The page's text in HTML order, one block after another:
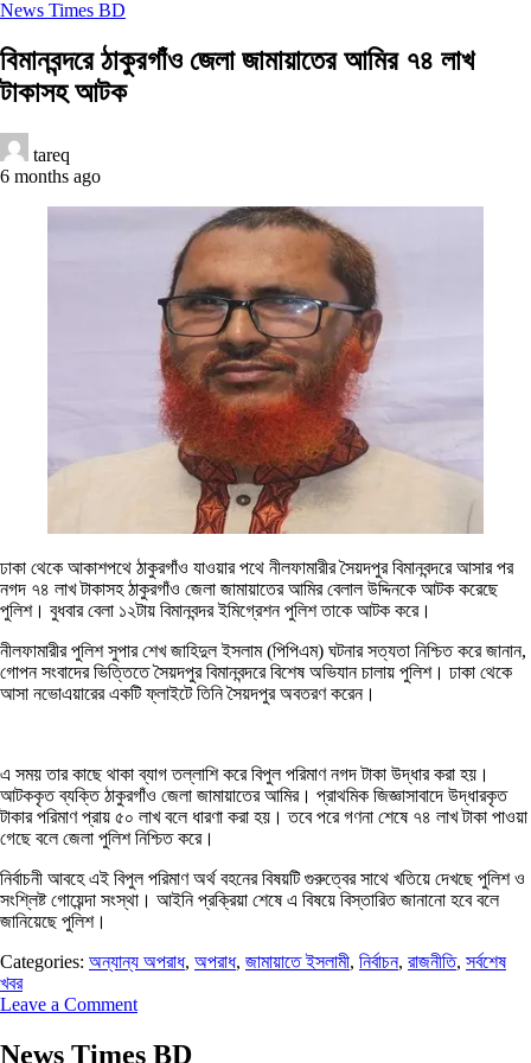
News Times BD
বিমানবন্দরে ঠাকুরগাঁও জেলা জামায়াতের আমির ৭৪ লাখ
টাকাসহ আটক
tareq
6 months ago
ঢাকা থেকে আকাশপথে ঠাকুরগাঁও যাওয়ার পথে নীলফামারীর সৈয়দপুর বিমানবন্দরে আসার পর
নগদ ৭৪ লাখ টাকাসহ ঠাকুরগাঁও জেলা জামায়াতের আমির বেলাল উদ্দিনকে আটক করেছে
পুলিশ। বুধবার বেলা ১২টায় বিমানবন্দর ইমিগ্রেশন পুলিশ তাকে আটক করে।
নীলফামারীর পুলিশ সুপার শেখ জাহিদুল ইসলাম (পিপিএম) ঘটনার সত্যতা নিশ্চিত করে জানান,
গোপন সংবাদের ভিত্তিতে সৈয়দপুর বিমানবন্দরে বিশেষ অভিযান চালায় পুলিশ। ঢাকা থেকে
আসা নভোএয়ারের একটি ফ্লাইটে তিনি সৈয়দপুর অবতরণ করেন।
এ সময় তার কাছে থাকা ব্যাগ তল্লাশি করে বিপুল পরিমাণ নগদ টাকা উদ্ধার করা হয়।
আটককৃত ব্যক্তি ঠাকুরগাঁও জেলা জামায়াতের আমির। প্রাথমিক জিজ্ঞাসাবাদে উদ্ধারকৃত
টাকার পরিমাণ প্রায় ৫০ লাখ বলে ধারণা করা হয়। তবে পরে গণনা শেষে ৭৪ লাখ টাকা পাওয়া
গেছে বলে জেলা পুলিশ নিশ্চিত করে।
নির্বাচনী আবহে এই বিপুল পরিমাণ অর্থ বহনের বিষয়টি গুরুত্বের সাথে খতিয়ে দেখছে পুলিশ ও
সংশ্লিষ্ট গোয়েন্দা সংস্থা। আইনি প্রক্রিয়া শেষে এ বিষয়ে বিস্তারিত জানানো হবে বলে
জানিয়েছে পুলিশ।
Categories: অন্যান্য অপরাধ, অপরাধ, জামায়াতে ইসলামী, নির্বাচন, রাজনীতি, সর্বশেষ
খবর
Leave a Comment
News Times BD